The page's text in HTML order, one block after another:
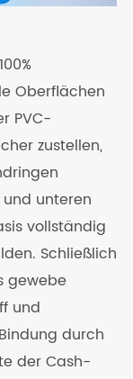
Oberflächen
PVC-
zustellen,
unteren
vollständig
Schließlich
gewebe
und
durch
der Cash-